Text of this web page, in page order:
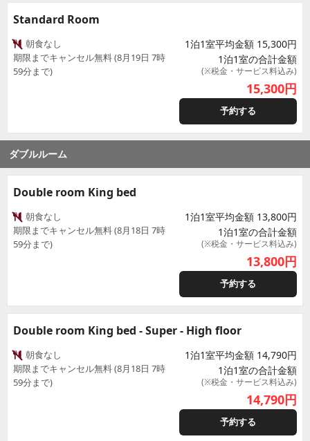
Standard Room
朝食なし
期限までキャンセル無料 (8月19日 7時
59分まで)
1泊1室平均金額 15,300円
1泊1室の合計金額
(※税金・サービス料込み)
15,300円
予約する
ダブルルーム
Double room King bed
朝食なし
期限までキャンセル無料 (8月18日 7時
59分まで)
1泊1室平均金額 13,800円
1泊1室の合計金額
(※税金・サービス料込み)
13,800円
予約する
Double room King bed - Super - High floor
朝食なし
期限までキャンセル無料 (8月18日 7時
59分まで)
1泊1室平均金額 14,790円
1泊1室の合計金額
(※税金・サービス料込み)
14,790円
予約する